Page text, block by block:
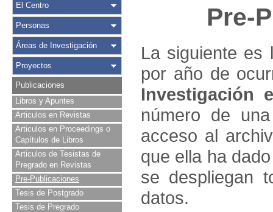
El Centro
Personas
Áreas de Investigación
Proyectos
Publicaciones
Libros y Apuntes
Articulos en Revistas
Articulos en Proceedings o
Capítulos de Libros
Articulos de Tesistas de
Pregrado en Revistas
Pre-Publicaciones
Tesis de Postgrado
Tesis de Pregrado
Pre-
La siguiente es
por año de
Investigación
número de
acceso al
que ella ha
se despliegan
datos.